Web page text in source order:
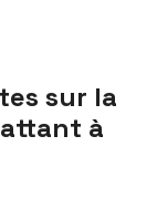
sur la
à